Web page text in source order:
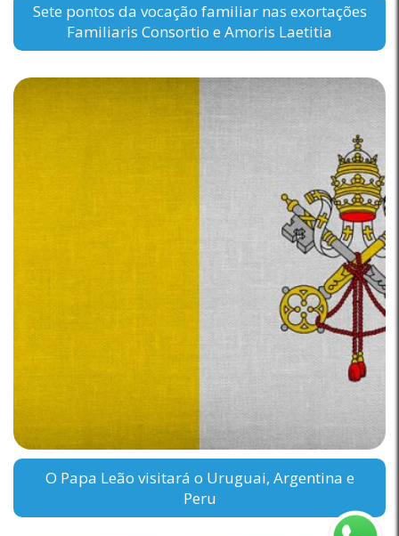
Sete pontos da vocação familiar nas exortações
Familiaris Consortio e Amoris Laetitia
O Papa Leão visitará o Uruguai, Argentina e
Peru